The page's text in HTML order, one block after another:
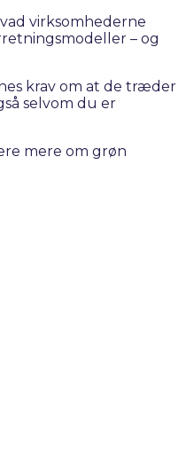
virksomhederne
– og
krav om at de træder
selvom du er
mere om grøn